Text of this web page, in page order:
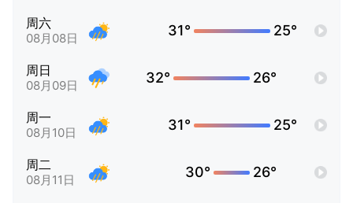
周六
08月08日 31° 25°
周日
08月09日 32° 26°
周一
08月10日 31° 25°
周二
08月11日 30° 26°